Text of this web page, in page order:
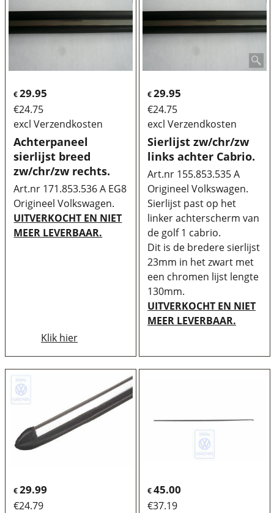
€29.95
€24.75
excl Verzendkosten
Achterpaneel
sierlijst breed
zw/chr/zw rechts.
Art.nr 171.853.536 A EG8
Origineel Volkswagen.
UITVERKOCHT EN NIET
MEER LEVERBAAR.
Klik hier
€29.95
€24.75
excl Verzendkosten
Sierlijst zw/chr/zw
links achter Cabrio.
Art.nr 155.853.535 A
Origineel Volkswagen.
Sierlijst past op het
linker achterscherm van
de golf 1 cabrio.
Dit is de bredere sierlijst
23mm in het zwart met
een chromen lijst lengte
130mm.
UITVERKOCHT EN NIET
MEER LEVERBAAR.
€29.99
€24.79
€45.00
€37.19